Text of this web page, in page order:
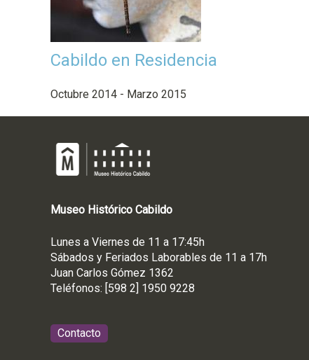
Cabildo en Residencia
Octubre 2014 - Marzo 2015
Museo Histórico Cabildo
Lunes a Viernes de 11 a 17:45h
Sábados y Feriados Laborables de 11 a 17h
Juan Carlos Gómez 1362
Teléfonos: [598 2] 1950 9228
Contacto